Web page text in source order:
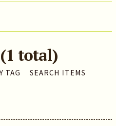
total)
TAG SEARCH ITEMS